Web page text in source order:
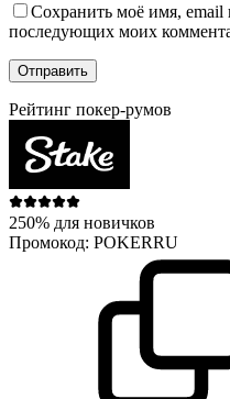
Сохранить моё имя, email
последующих моих
Рейтинг покер-румов
250% для новичков
Промокод: POKERRU